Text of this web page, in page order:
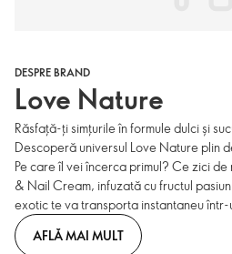
DESPRE BRAND
Love Nature
Răsfață-ți simțurile în formule dulci și
Descoperă universul Love Nature plin
Pe care îl vei încerca primul? Ce zici
& Nail Cream, infuzată cu fructul
exotic te va transporta instantaneu
AFLĂ MAI MULT